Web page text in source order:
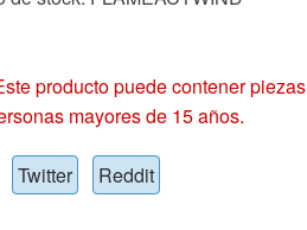
producto puede contener
mayores de 15 años.
Twitter Reddit